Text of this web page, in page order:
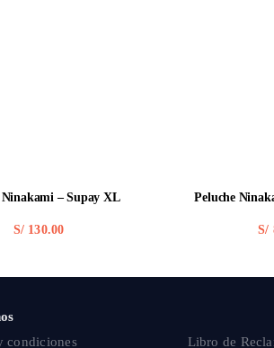
Ninakami – Supay XL
S/130.00
Peluche
S/
condiciones
Libro de